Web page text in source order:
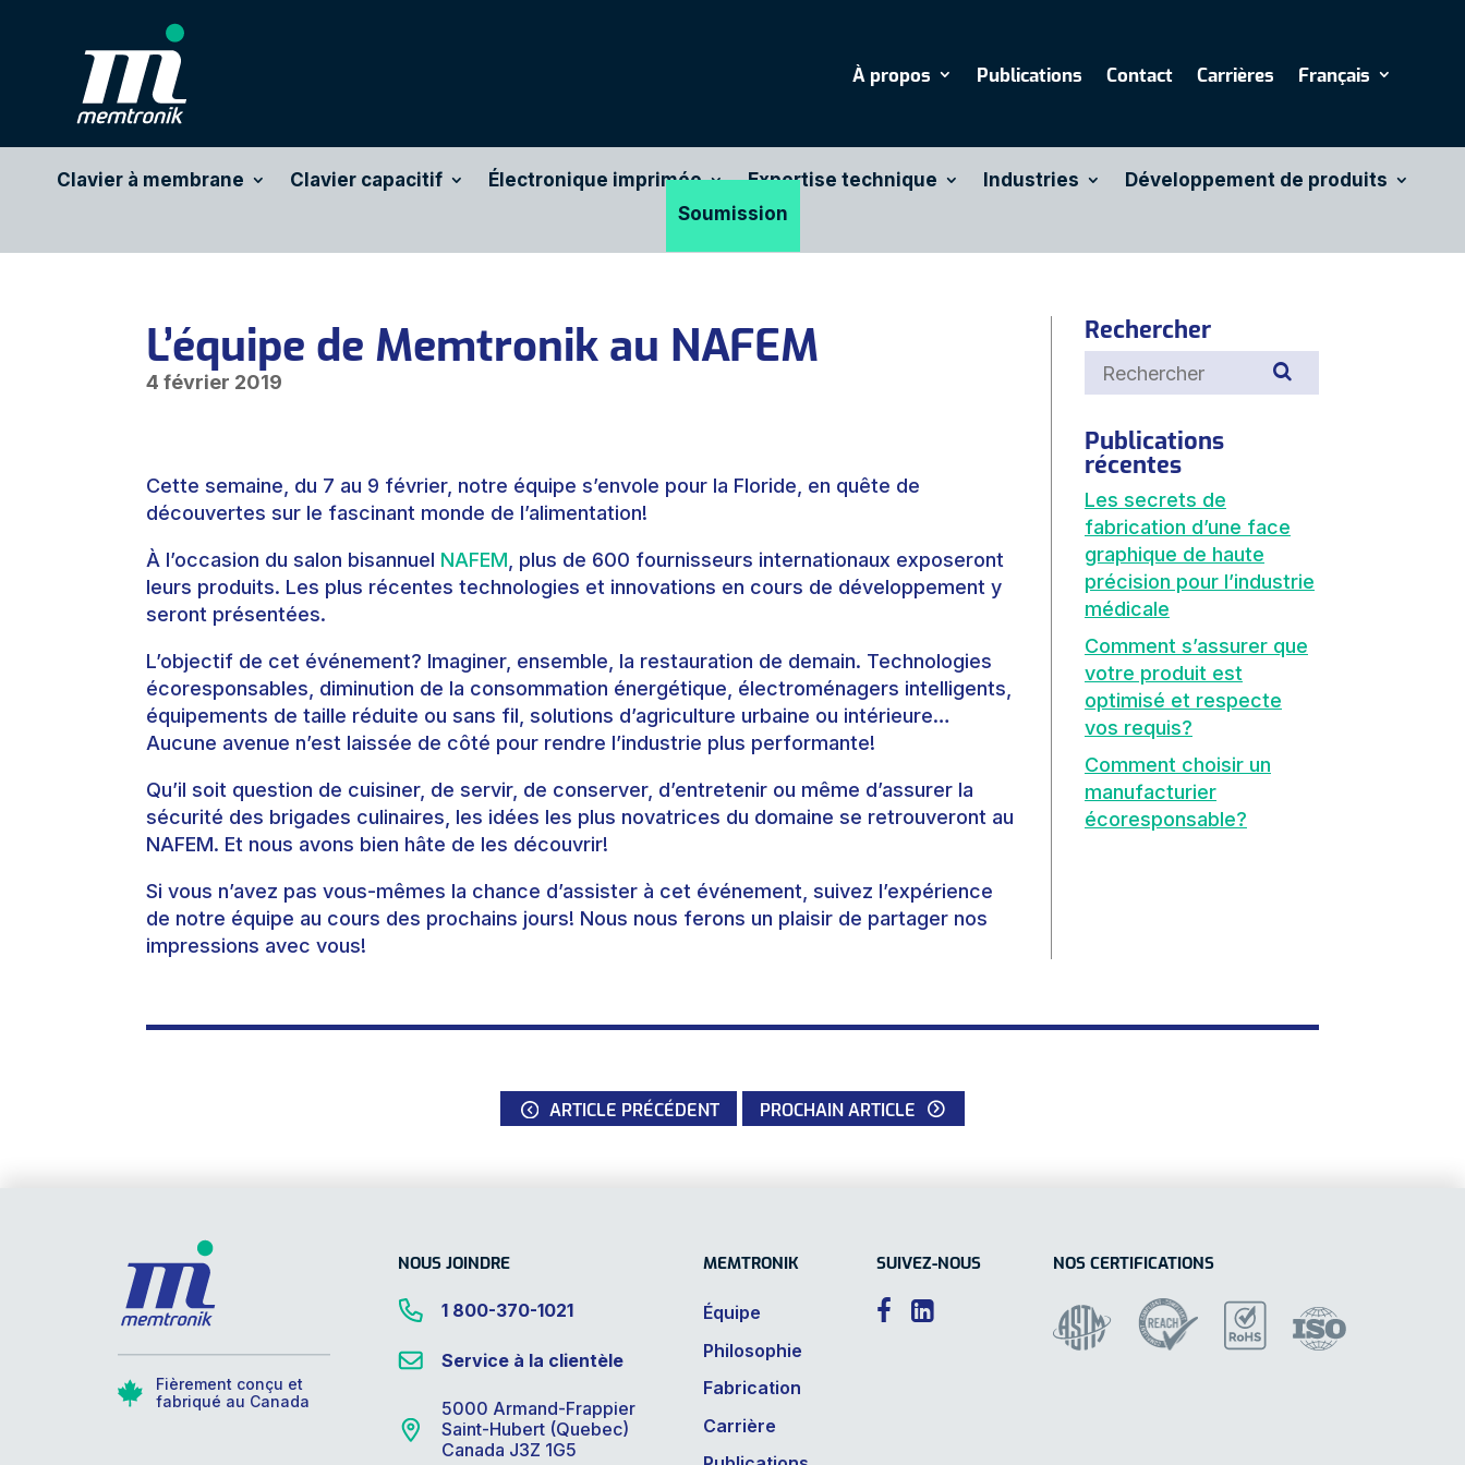
À propos Publications Contact Carrières Français
Clavier à membrane Clavier capacitif Électronique imprimée Expertise technique Industries
Développement de produits
Soumission
L’équipe de Memtronik au NAFEM
4 février 2019
Cette semaine, du 7 au 9 février, notre équipe s’envole pour la Floride, en quête de
découvertes sur le fascinant monde de l’alimentation!
À l’occasion du salon bisannuel NAFEM , plus de 600 fournisseurs internationaux exposeront
leurs produits. Les plus récentes technologies et innovations en cours de développement y
seront présentées.
L’objectif de cet événement? Imaginer, ensemble, la restauration de demain. Technologies
écoresponsables, diminution de la consommation énergétique, électroménagers intelligents,
équipements de taille réduite ou sans fil, solutions d’agriculture urbaine ou intérieure…
Aucune avenue n’est laissée de côté pour rendre l’industrie plus performante!
Qu’il soit question de cuisiner, de servir, de conserver, d’entretenir ou même d’assurer la
sécurité des brigades culinaires, les idées les plus novatrices du domaine se retrouveront au
NAFEM. Et nous avons bien hâte de les découvrir!
Si vous n’avez pas vous-mêmes la chance d’assister à cet événement, suivez l’expérience
de notre équipe au cours des prochains jours! Nous nous ferons un plaisir de partager nos
impressions avec vous!
Rechercher
Publications
récentes
Les secrets de
fabrication d’une face
graphique de haute
précision pour l’industrie
médicale
Comment s’assurer que
votre produit est
optimisé et respecte
vos requis?
Comment choisir un
manufacturier
écoresponsable?
ARTICLE PRÉCÉDENT PROCHAIN ARTICLE
Fièrement conçu et
fabriqué au Canada
NOUS JOINDRE
1 800-370-1021
Service à la clientèle
5000 Armand-Frappier
Saint-Hubert (Quebec)
Canada J3Z 1G5
MEMTRONIK
Équipe
Philosophie
Fabrication
Carrière
SUIVEZ-NOUS
 
NOS CERTIFICATIONS